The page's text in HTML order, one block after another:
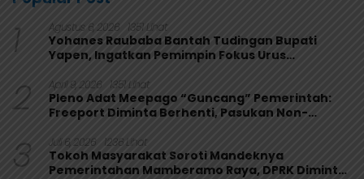
1 Agustus 6, 2026 1351 Lihat
Yohanes Raubaba Bantah Tudingan Bupati
Yapen, Ingatkan Pemimpin Fokus Urus
2 April 9, 2026 1351 Lihat
Pleno Adat Meepago “Guncang” Pemerintah:
Freeport Diminta Berhenti, Pasukan Non-
3 Juli 6, 2026 1236 Lihat
Tokoh Masyarakat Soroti Mandeknya
Pemerintahan Mamberamo Raya, DPRK Diminta